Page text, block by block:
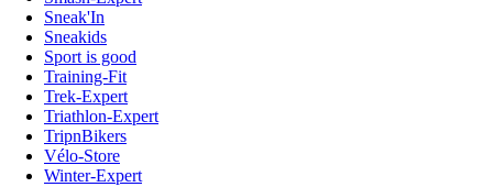
Sneak'In
Sneakids
Sport is good
Training-Fit
Trek-Expert
Triathlon-Expert
TripnBikers
Vélo-Store
Winter-Expert